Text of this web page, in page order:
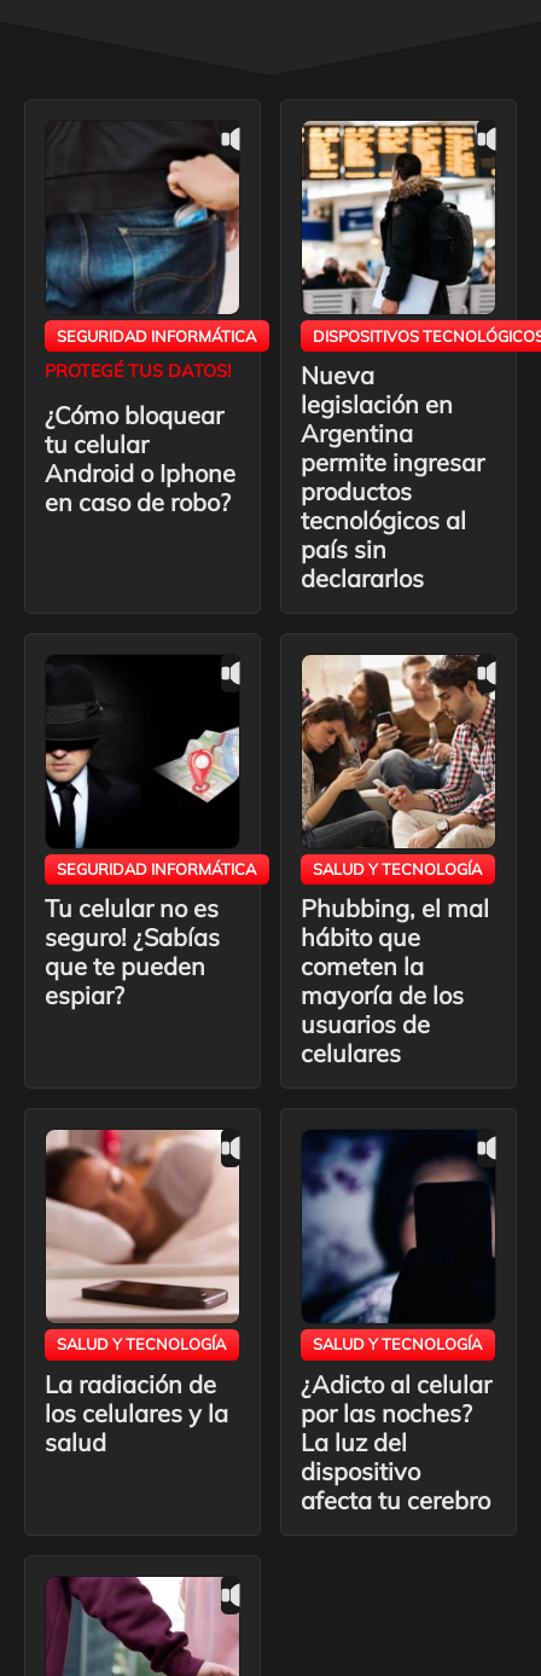
SEGURIDAD INFORMÁTICA
PROTEGÉ TUS DATOS!
¿Cómo bloquear
tu celular
Android o Iphone
en caso de robo?
DISPOSITIVOS
Nueva
legislación en
Argentina
permite ingresar
productos
tecnológicos al
país sin
declararlos
SEGURIDAD INFORMÁTICA
Tu celular no es
seguro! ¿Sabías
que te pueden
espiar?
SALUD Y TECNOLOGÍA
Phubbing, el mal
hábito que
cometen la
mayoría de los
usuarios de
celulares
SALUD Y TECNOLOGÍA
La radiación de
los celulares y la
salud
SALUD Y TECNOLOGÍA
¿Adicto al celular
por las noches?
La luz del
dispositivo
afecta tu cerebro